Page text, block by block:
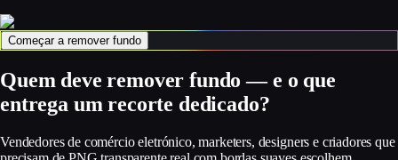
Começar a remover fundo
Quem deve remover fundo — e o que
entrega um recorte dedicado?
Vendedores de comércio eletrónico, marketers, designers e criadores que